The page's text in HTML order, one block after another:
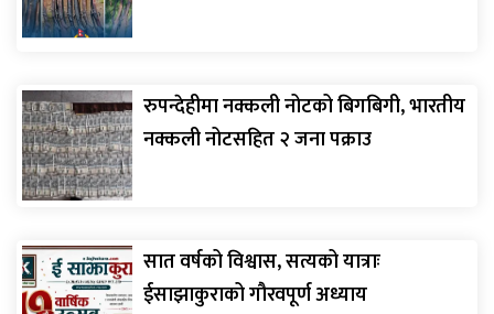
रुपन्देहीमा नक्कली नोटको बिगबिगी, भारतीय
नक्कली नोटसहित २ जना पक्राउ
सात वर्षको विश्वास, सत्यको यात्राः
ईसाझाकुराको गौरवपूर्ण अध्याय